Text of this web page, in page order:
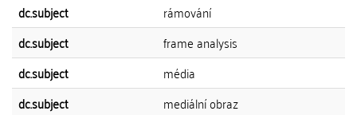
dc.subject
rámování
dc.subject
frame analysis
dc.subject
média
dc.subject
mediální obraz